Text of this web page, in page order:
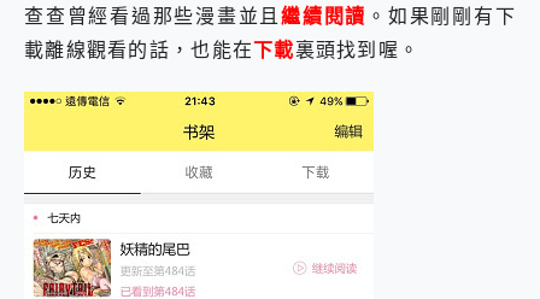
查查曾經看過那些漫畫並且繼續閱讀 。如果剛剛有下
載離線觀看的話，也能在下載裏頭找到喔。